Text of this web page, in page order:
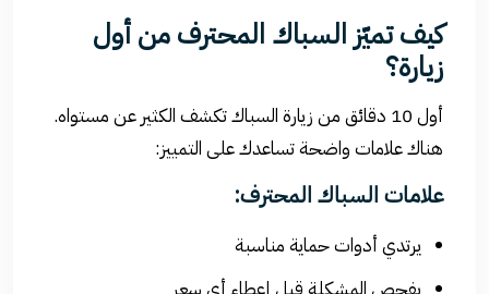
كيف تميّز السباك المحترف من أول
زيارة؟
أول 10 دقائق من زيارة السباك تكشف الكثير عن مستواه.
هناك علامات واضحة تساعدك على التمييز:
علامات السباك المحترف:
يرتدي أدوات حماية مناسبة